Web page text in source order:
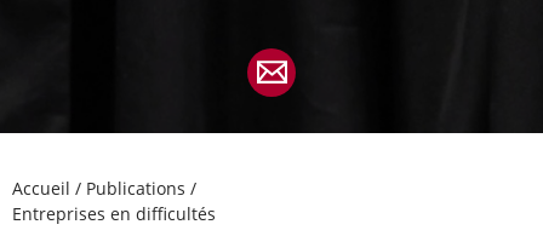
Accueil / Publications /
Entreprises en difficultés